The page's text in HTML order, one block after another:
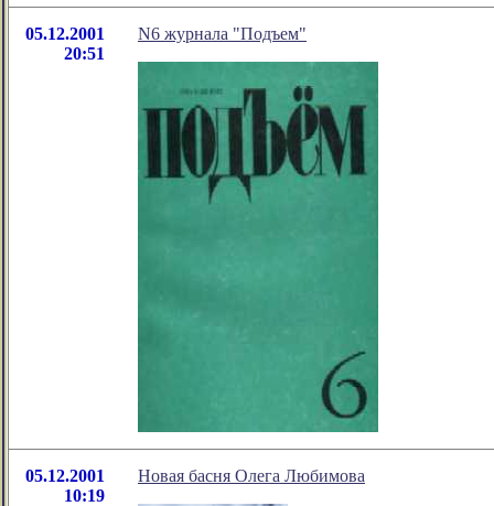
05.12.2001
20:51
N6 журнала "Подъем"
05.12.2001
10:19
Новая басня Олега Любимова